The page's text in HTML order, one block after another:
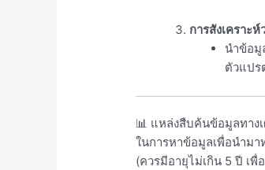
การสังเคราะ
นำข้อมู
ตัวแปร
📊 แหล่งสืบค้นข้อมูลทาง
ในการหาข้อมูลเพื่อนำม
(ควรมีอายุไม่เกิน 5 ปี เ